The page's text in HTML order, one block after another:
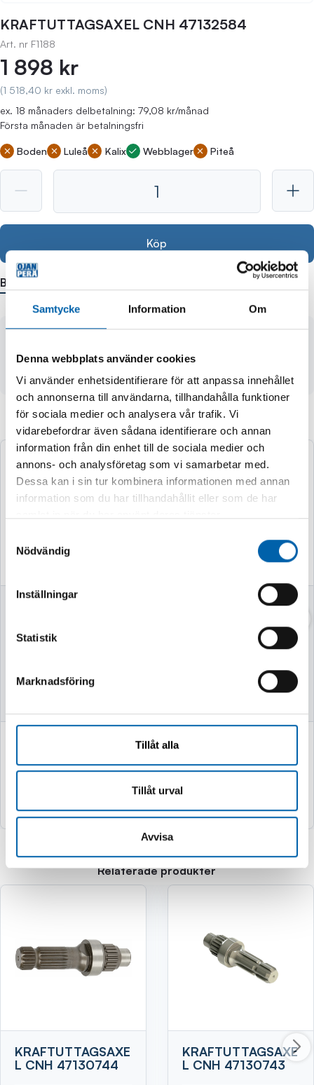
Samtycke Information Om
Denna webbplats använder cookies
Vi använder enhetsidentifierare för att anpassa innehållet
och annonserna till användarna, tillhandahålla funktioner
för sociala medier och analysera vår trafik. Vi
vidarebefordrar även sådana identifierare och annan
information från din enhet till de sociala medier och
annons- och analysföretag som vi samarbetar med.
Dessa kan i sin tur kombinera informationen med annan
information som du har tillhandahållit eller som de har
Nödvändig
Inställningar
Statistik
Marknadsföring
Tillåt alla
Tillåt urval
Avvisa
KRAFTUTTAGSAXEL CNH 47132584
Art. nr F1188
1 898 kr
(1 518,40 kr exkl. moms)
ex. 18 månaders delbetalning: 79,08 kr/månad
Första månaden är betalningsfri
Boden Luleå Kalix Webblager Piteå
Köp
Beskrivning
- 20-splines
Andra köpte även
Finns i lager
VEDKLYV 7TON
Finns i lager
Relaterade produkter
KRAFTUTTAGSAXE
L CNH 47130744
KRAFTUTTAGSAXE
L CNH 47130743